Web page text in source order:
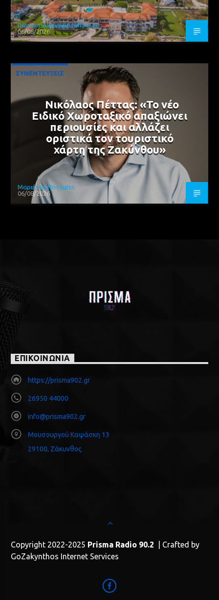
Γιώργος Αναγνωστόπουλος
06/08/2026
ΣΥΝΕΝΤΕΥΞΕΙΣ
Νικόλαος Πέττας: «Το νέο
Ειδικό Χωροταξικό απαξιώνει
περιουσίες και αλλάζει
οριστικά τον τουριστικό
χάρτη της Ζακύνθου»
Μαριέττα Ποταμίτη
06/08/2026
ΕΠΙΚΟΙΝΩΝΙΑ
https://prisma902.gr
26950 44000
info@prisma902.gr
Μουσουργού Καψάσκη 13
29100, Ζάκυνθος
Copyright 2022-2025 Prisma Radio 90.2 | Crafted by
GoZakynthos Internet Services